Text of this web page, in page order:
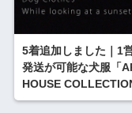
5着追加しました｜1
発送が可能な犬服「
HOUSE